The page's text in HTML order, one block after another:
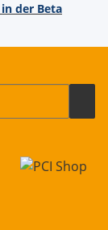
der Beta